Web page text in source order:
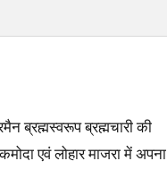
ब्रह्मस्वरूप ब्रह्मचारी की
एवं लोहार माजरा में अपना